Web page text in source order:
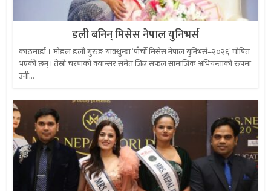
डली बनिन् मिसेस नेपाल युनिभर्स
काठमाडौं । मोडल डली गुरुङ याक्थुम्बा ‘पाँचौँ मिसेस नेपाल युनिभर्स–२०२६’ घोषित
भएकी छन्। तेस्रो चरणको क्यान्सर समेत जित्न सफल सामाजिक अभियन्ताको रुपमा
उनी...